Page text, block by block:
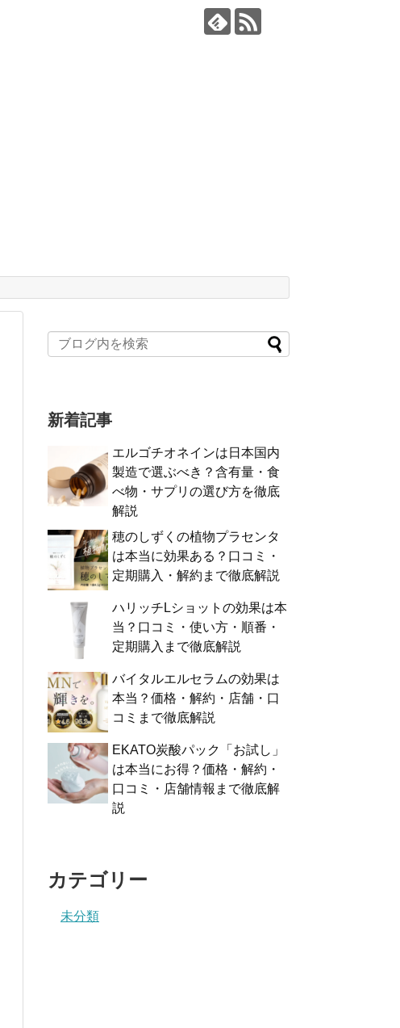
新着記事
エルゴチオネインは日本国内
製造で選ぶべき？含有量・食
べ物・サプリの選び方を徹底
解説
穂のしずくの植物プラセンタ
は本当に効果ある？口コミ・
定期購入・解約まで徹底解説
ハリッチLショットの効果は本
当？口コミ・使い方・順番・
定期購入まで徹底解説
バイタルエルセラムの効果は
本当？価格・解約・店舗・口
コミまで徹底解説
EKATO炭酸パック「お試し」
は本当にお得？価格・解約・
口コミ・店舗情報まで徹底解
説
カテゴリー
未分類